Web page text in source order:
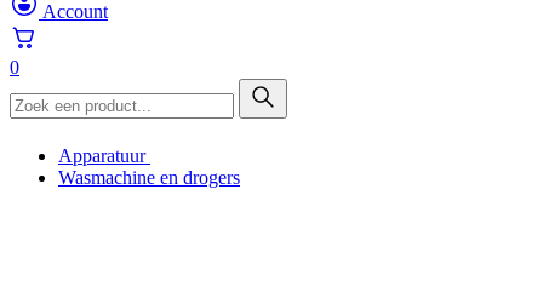
Account
0
Apparatuur
Wasmachine en drogers